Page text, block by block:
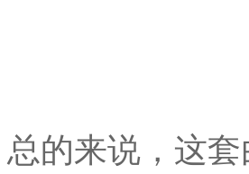
总的来说，这